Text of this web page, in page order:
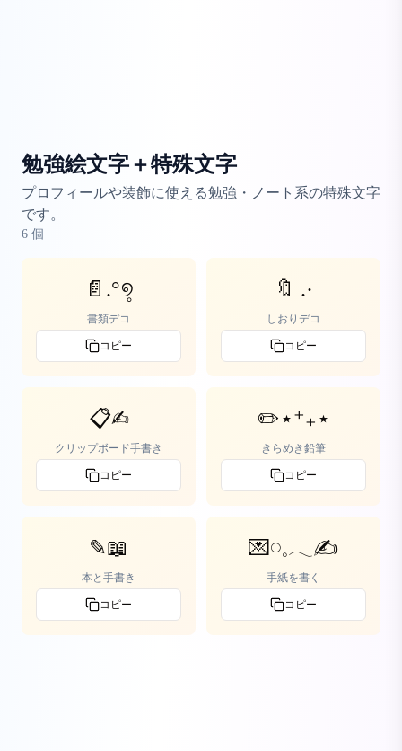
勉強絵文字＋特殊文字
プロフィールや装飾に使える勉強・ノート系の特殊文字
です。
6 個
📄.°୭̥
書類デコ
コピー
🔖 .·
しおりデコ
コピー
📋✍︎
クリップボード手書き
コピー
✏️⋆⁺₊⋆
きらめき鉛筆
コピー
✎📖
本と手書き
コピー
💌𓏸𓈒𓂃✍️
手紙を書く
コピー